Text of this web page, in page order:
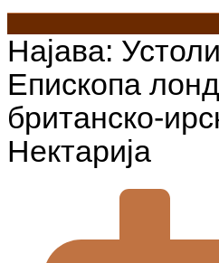
Најава:
Епископа
британско-
Нектарија